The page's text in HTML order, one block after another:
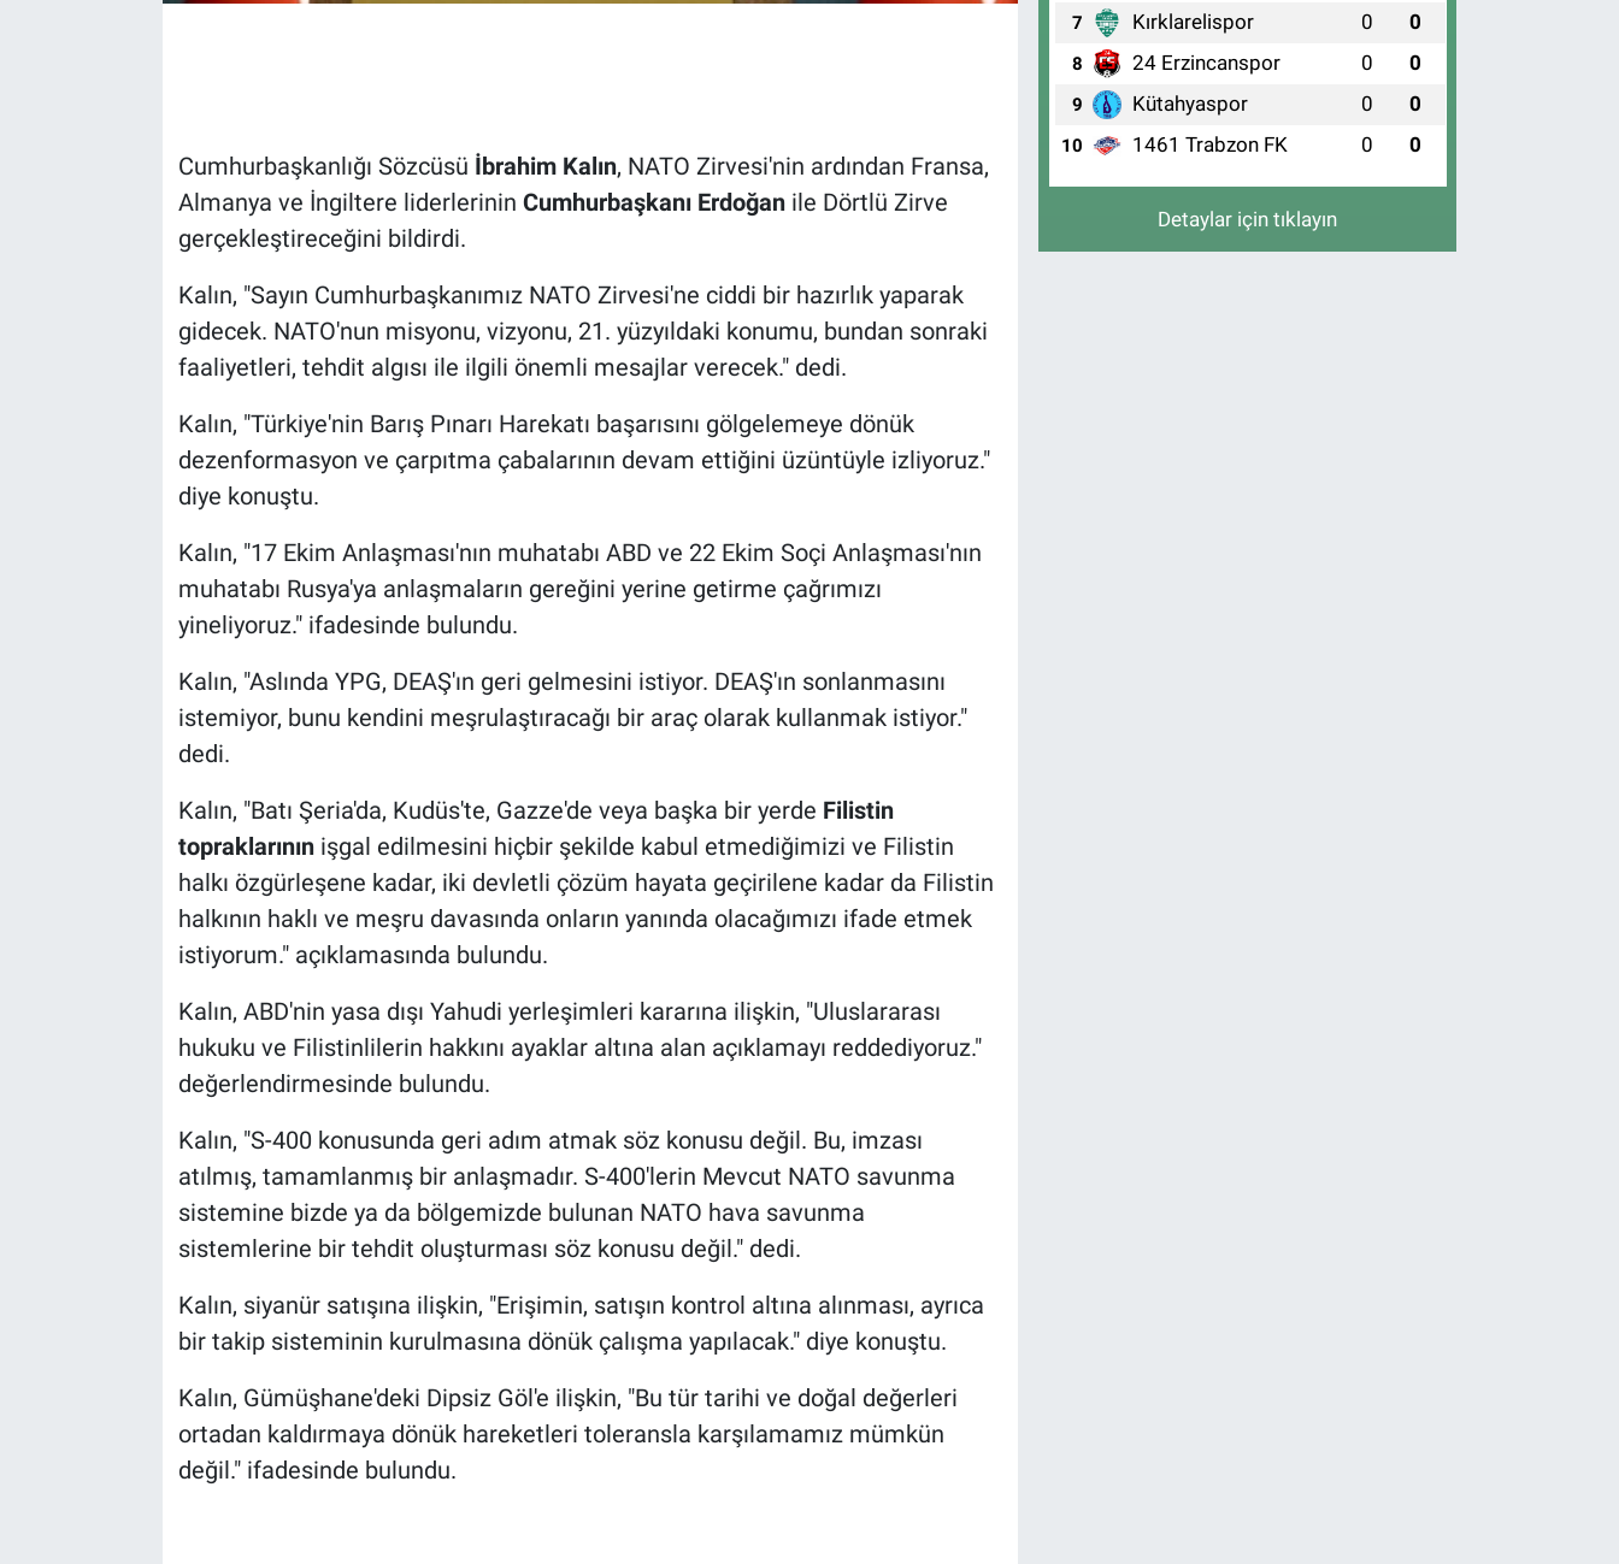
Cumhurbaşkanlığı Sözcüsü İbrahim Kalın, NATO Zirvesi'nin ardından Fransa,
Almanya ve İngiltere liderlerinin Cumhurbaşkanı Erdoğanile Dörtlü Zirve
gerçekleştireceğini bildirdi.
Kalın, "Sayın Cumhurbaşkanımız NATO Zirvesi'ne ciddi bir hazırlık yaparak
gidecek. NATO'nun misyonu, vizyonu, 21. yüzyıldaki konumu, bundan sonraki
faaliyetleri, tehdit algısı ile ilgili önemli mesajlar verecek." dedi.
Kalın, "Türkiye'nin Barış Pınarı Harekatı başarısını gölgelemeye dönük
dezenformasyon ve çarpıtma çabalarının devam ettiğini üzüntüyle izliyoruz."
diye konuştu.
Kalın, "17 Ekim Anlaşması'nın muhatabı ABD ve 22 Ekim Soçi Anlaşması'nın
muhatabı Rusya'ya anlaşmaların gereğini yerine getirme çağrımızı
yineliyoruz." ifadesinde bulundu.
Kalın, "Aslında YPG, DEAŞ'ın geri gelmesini istiyor. DEAŞ'ın sonlanmasını
istemiyor, bunu kendini meşrulaştıracağı bir araç olarak kullanmak istiyor."
dedi.
Kalın, "Batı Şeria'da, Kudüs'te, Gazze'de veya başka bir yerde Filistin
topraklarınınişgal edilmesini hiçbir şekilde kabul etmediğimizi ve Filistin
halkı özgürleşene kadar, iki devletli çözüm hayata geçirilene kadar da Filistin
halkının haklı ve meşru davasında onların yanında olacağımızı ifade etmek
istiyorum." açıklamasında bulundu.
Kalın, ABD'nin yasa dışı Yahudi yerleşimleri kararına ilişkin, "Uluslararası
hukuku ve Filistinlilerin hakkını ayaklar altına alan açıklamayı reddediyoruz."
değerlendirmesinde bulundu.
Kalın, "S-400 konusunda geri adım atmak söz konusu değil. Bu, imzası
atılmış, tamamlanmış bir anlaşmadır. S-400'lerin Mevcut NATO savunma
sistemine bizde ya da bölgemizde bulunan NATO hava savunma
sistemlerine bir tehdit oluşturması söz konusu değil." dedi.
Kalın, siyanür satışına ilişkin, "Erişimin, satışın kontrol altına alınması, ayrıca
bir takip sisteminin kurulmasına dönük çalışma yapılacak." diye konuştu.
Kalın, Gümüşhane'deki Dipsiz Göl'e ilişkin, "Bu tür tarihi ve doğal değerleri
ortadan kaldırmaya dönük hareketleri toleransla karşılamamız mümkün
değil." ifadesinde bulundu.
7 Kırklarelispor 0 0
8 24 Erzincanspor 0 0
9 Kütahyaspor 0 0
10 1461 Trabzon FK 0 0
Detaylar için tıklayın